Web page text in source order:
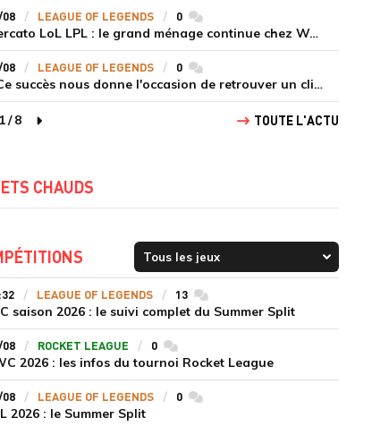
08 LEAGUE OF LEGENDS 0commentaires
Mercato LoL LPL : le grand ménage continue chez Weibo Gaming, Jiejie quitte le navire au profit de Xiaohao
08 LEAGUE OF LEGENDS 0commentaires
« Ce succès nous donne l'occasion de retrouver un climat beaucoup plus positif » Ryu et Canyon soulagés après la victoire de Gen.G sur HLE
précédente
1/8
page suivante
TOUTE L'ACTU
CHAUDS
LEAGUE OF LEGENDS 13commentaires
saison 2026 : le suivi complet du Summer Split
08 ROCKET LEAGUE 0commentaires
2026 : les infos du tournoi Rocket League
08 LEAGUE OF LEGENDS 0commentaires
2026 : le Summer Split